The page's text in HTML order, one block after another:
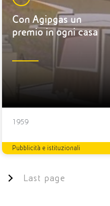
Con Agipgas un
premio in ogni casa
1959
Pubblicità e istituzionali
Last page